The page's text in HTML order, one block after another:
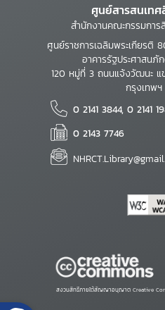
ศูนย์สารสนเท
สำนักงานคณะกรรมกา
ศูนย์ราชการเฉลิมพระเกียรติ
อาคารรัฐประศาสนภั
120 หมู่ที่ 3 ถนนแจ้งวัฒนะ
กรุงเทพฯ
0 2141 3844, 0 2141
0 2143 7746
สงวนสิทธิ์ภายใต้สัญญาอนุญาต Creative